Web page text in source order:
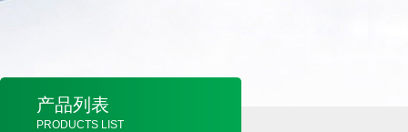
产品列表
PRODUCTS LIST